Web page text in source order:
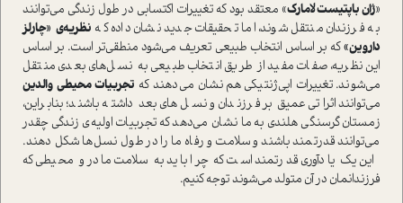
«ژان باپتیست لامارک» معتقد بود که تغییرات اکتسابی در طول زندگی می‌توانند
به فرزندان منتقل شوند، اما تحقیقات جدید نشان داده که نظریه‌‌ی «چارلز
داروین»که بر اساس انتخاب طبیعی تعریف می‌شود منطقی‌تر است. بر اساس
این نظریه، صفات مفید از طریق انتخاب طبیعی به نسل‌های بعدی منتقل
می‌شوند. تغییرات اپی‌ژنتیکی هم نشان می‌دهند که تجربیات محیطی والدین
می‌توانند اثراتی عمیق بر فرزندان و نسل‌های بعد داشته باشند؛ بنابراین،
زمستان گرسنگی هلندی به ما نشان می‌دهد که تجربیات اولیه‌ی زندگی چقدر
می‌توانند قدرتمند باشند و سلامت و رفاه ما را در طول نسل‌ها شکل دهند.
این یک یادآوری قدرتمند است که چرا باید به سلامت مادر و محیطی که
فرزندانمان در آن متولد می‌شوند توجه کنیم.